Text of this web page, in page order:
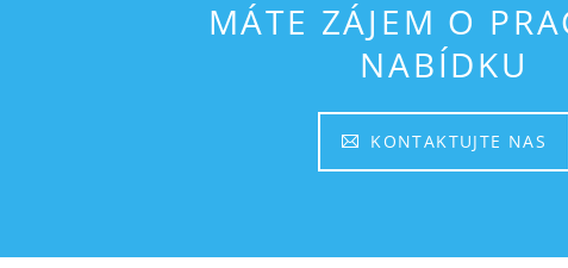
MÁTE ZÁJEM O
NABÍDKU
KONTAKTUJTE NAS